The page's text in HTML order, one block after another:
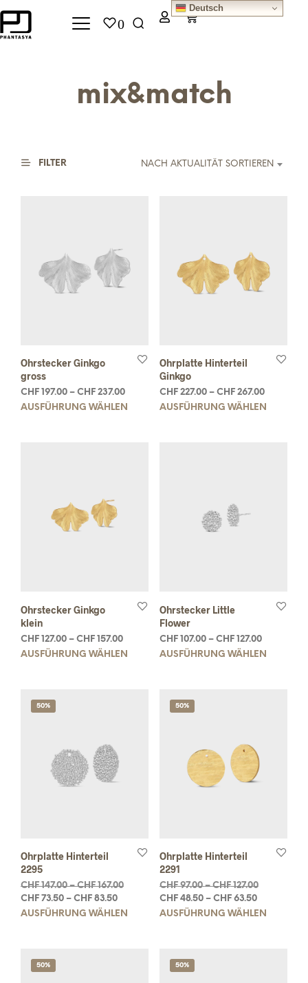
0
mix&match
FILTER NACH AKTUALITÄT SORTIEREN
Ohrstecker Ginkgo
gross
CHF 197.00 – CHF 237.00
AUSFÜHRUNG WÄHLEN
Ohrplatte Hinterteil
Ginkgo
CHF227.00 – CHF267.00
AUSFÜHRUNG WÄHLEN
Ohrstecker Ginkgo
klein
CHF 127.00 – CHF 157.00
AUSFÜHRUNG WÄHLEN
Ohrstecker Little
Flower
CHF107.00 – CHF127.00
AUSFÜHRUNG WÄHLEN
50%
Ohrplatte Hinterteil
2295
CHF147.00 –CHF167.00
CHF 73.50 – CHF 83.50
AUSFÜHRUNG WÄHLEN
50%
Ohrplatte Hinterteil
2291
CHF97.00 –CHF127.00
CHF48.50 – CHF63.50
AUSFÜHRUNG WÄHLEN
50% 50%
Deutsch